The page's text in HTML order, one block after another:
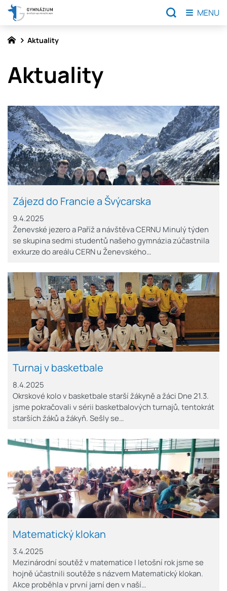
Aktuality
Aktuality
9.4.2025
Zájezd do Francie a Švýcarska
Ženevské jezero a Paříž a návštěva CERNU Minulý týden
se skupina sedmi studentů našeho gymnázia zúčastnila
exkurze do areálu CERN u Ženevského…
8.4.2025
Turnaj v basketbale
Okrskové kolo v basketbale starší žákyně a žáci Dne 21.3.
jsme pokračovali v sérii basketbalových turnajů, tentokrát
starších žáků a žákyň. Sešly se…
3.4.2025
Matematický klokan
Mezinárodní soutěž v matematice I letošní rok jsme se
hojně účastnili soutěže s názvem Matematický klokan.
Akce proběhla v první jarní den v naší…
MENU